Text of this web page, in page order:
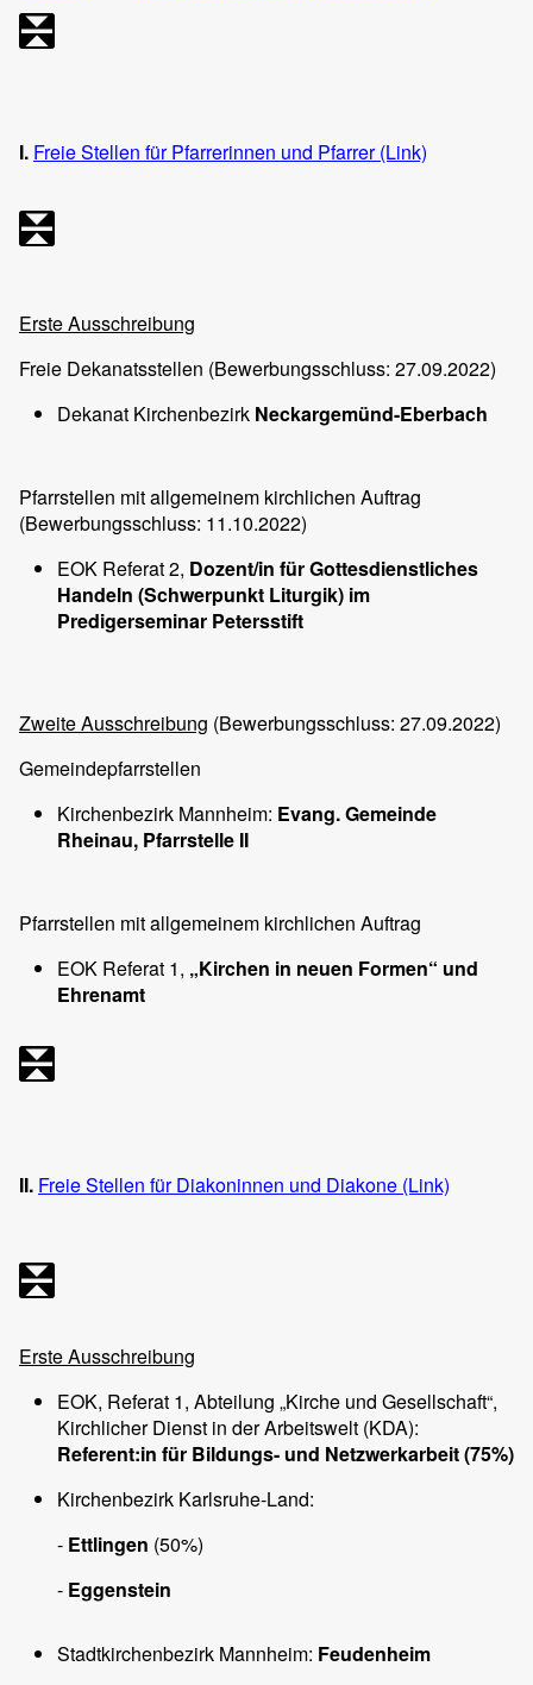
I. Freie Stellen für Pfarrerinnen und Pfarrer (Link)
Erste Ausschreibung
Freie Dekanatsstellen (Bewerbungsschluss: 27.09.2022)
Dekanat Kirchenbezirk Neckargemünd-Eberbach
Pfarrstellen mit allgemeinem kirchlichen Auftrag
(Bewerbungsschluss: 11.10.2022)
EOK Referat 2, Dozent/in für Gottesdienstliches
Handeln (Schwerpunkt Liturgik) im
Predigerseminar Petersstift
Zweite Ausschreibung (Bewerbungsschluss: 27.09.2022)
Gemeindepfarrstellen
Kirchenbezirk Mannheim: Evang. Gemeinde
Rheinau, Pfarrstelle II
Pfarrstellen mit allgemeinem kirchlichen Auftrag
EOK Referat 1, „Kirchen in neuen Formen“ und
Ehrenamt
II. Freie Stellen für Diakoninnen und Diakone (Link)
Erste Ausschreibung
EOK, Referat 1, Abteilung „Kirche und Gesellschaft“,
Kirchlicher Dienst in der Arbeitswelt (KDA):
Referent:in für Bildungs- und Netzwerkarbeit (75%)
Kirchenbezirk Karlsruhe-Land:
- Ettlingen (50%)
- Eggenstein
Stadtkirchenbezirk Mannheim: Feudenheim